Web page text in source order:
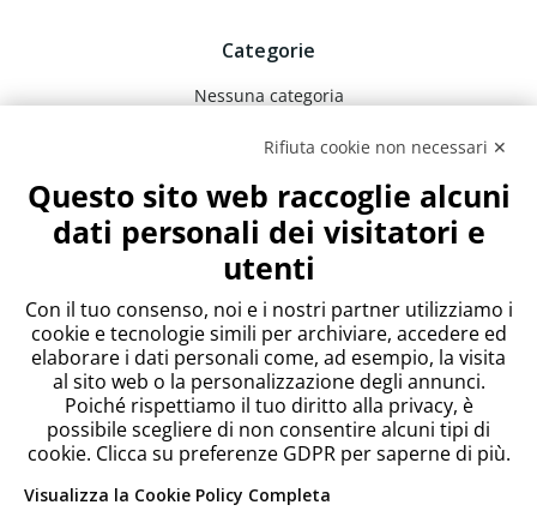
Categorie
Nessuna categoria
Meta
Accedi
Feed dei contenuti
Feed dei commenti
WordPress.org
Rifiuta cookie non necessari ✕
Questo sito web raccoglie alcuni
dati personali dei visitatori e
utenti
Con il tuo consenso, noi e i nostri partner utilizziamo i
cookie e tecnologie simili per archiviare, accedere ed
elaborare i dati personali come, ad esempio, la visita
al sito web o la personalizzazione degli annunci.
Poiché rispettiamo il tuo diritto alla privacy, è
possibile scegliere di non consentire alcuni tipi di
cookie. Clicca su preferenze GDPR per saperne di più.
Visualizza la Cookie Policy Completa